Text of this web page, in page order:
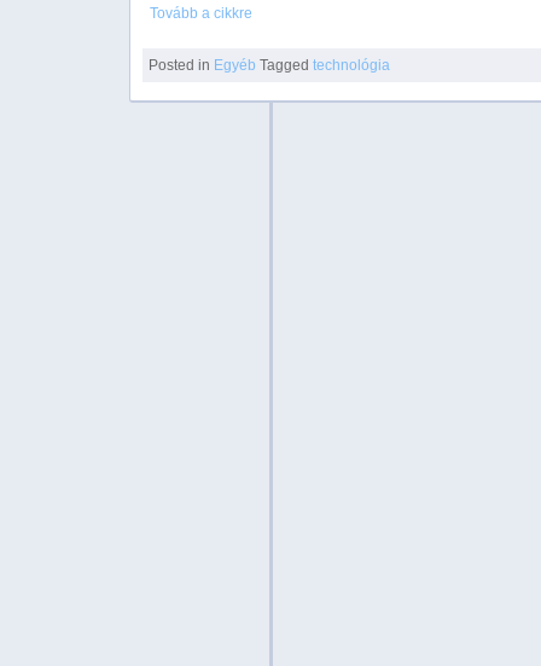
Tovább a cikkre
Posted in Egyéb Tagged technológia